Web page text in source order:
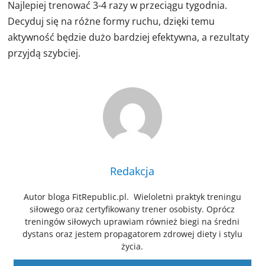
Najlepiej trenować 3-4 razy w przeciągu tygodnia.
Decyduj się na różne formy ruchu, dzięki temu
aktywność będzie dużo bardziej efektywna, a rezultaty
przyjdą szybciej.
Redakcja
Autor bloga FitRepublic.pl. Wieloletni praktyk treningu
siłowego oraz certyfikowany trener osobisty. Oprócz
treningów siłowych uprawiam również biegi na średni
dystans oraz jestem propagatorem zdrowej diety i stylu
życia.